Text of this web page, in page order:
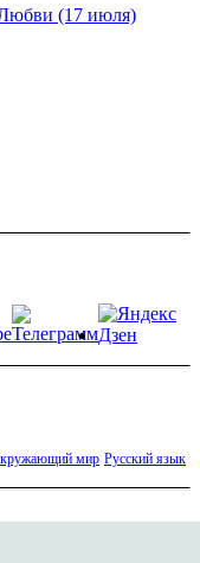
Любви (17 июля)
мир Русский язык